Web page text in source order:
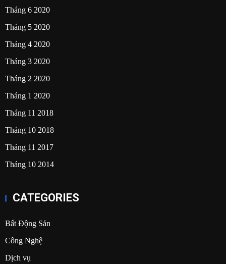
Tháng 6 2020
Tháng 5 2020
Tháng 4 2020
Tháng 3 2020
Tháng 2 2020
Tháng 1 2020
Tháng 11 2018
Tháng 10 2018
Tháng 11 2017
Tháng 10 2014
CATEGORIES
Bất Động Sản
Công Nghệ
Dịch vụ